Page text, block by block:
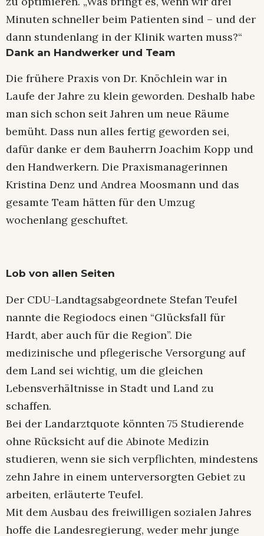
Minuten schneller beim Patienten sind – und der
dann stundenlang in der Klinik warten muss?“
Dank an Handwerker und Team
Die frühere Praxis von Dr. Knöchlein war in
Laufe der Jahre zu klein geworden. Deshalb habe
man sich schon seit Jahren um neue Räume
bemüht. Dass nun alles fertig geworden sei,
dafür danke er dem Bauherrn Joachim Kopp und
den Handwerkern. Die Praxismanagerinnen
Kristina Denz und Andrea Moosmann und das
gesamte Team hätten für den Umzug
wochenlang geschuftet.
Lob von allen Seiten
Der CDU-Landtagsabgeordnete Stefan Teufel
nannte die Regiodocs einen “Glücksfall für
Hardt, aber auch für die Region”. Die
medizinische und pflegerische Versorgung auf
dem Land sei wichtig, um die gleichen
Lebensverhältnisse in Stadt und Land zu
schaffen.
Bei der Landarztquote könnten 75 Studierende
ohne Rücksicht auf die Abinote Medizin
studieren, wenn sie sich verpflichten, mindestens
zehn Jahre in einem unterversorgten Gebiet zu
arbeiten, erläuterte Teufel.
Mit dem Ausbau des freiwilligen sozialen Jahres
hoffe die Landesregierung, weder mehr junge